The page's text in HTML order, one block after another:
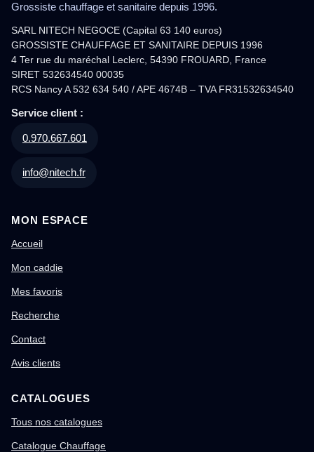
Grossiste chauffage et sanitaire depuis 1996.
SARL NITECH NEGOCE (Capital 63 140 euros)
GROSSISTE CHAUFFAGE ET SANITAIRE DEPUIS 1996
4 Ter rue du maréchal Leclerc, 54390 FROUARD, France
SIRET 532634540 00035
RCS Nancy A 532 634 540 / APE 4674B – TVA FR31532634540
Service client :
0.970.667.601
info@nitech.fr
MON ESPACE
Accueil
Mon caddie
Mes favoris
Recherche
Contact
Avis clients
CATALOGUES
Tous nos catalogues
Catalogue Chauffage